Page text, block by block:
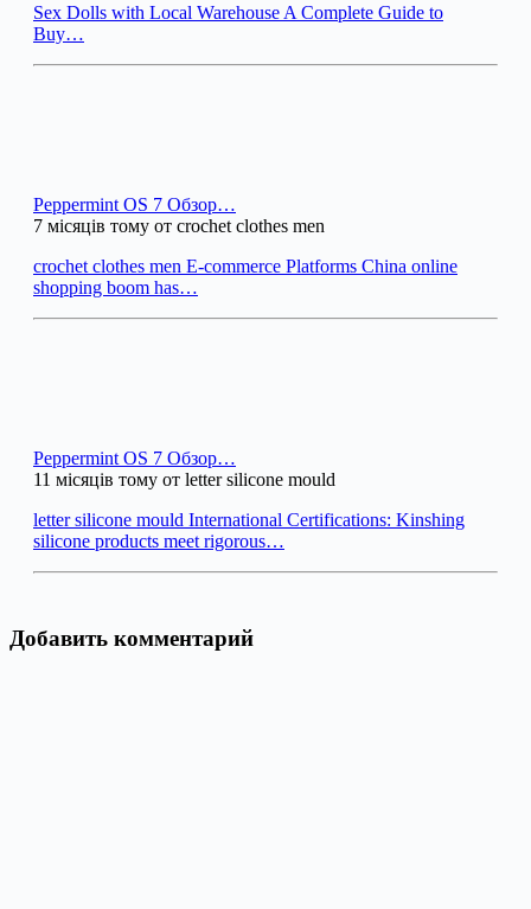
Sex Dolls with Local Warehouse A Complete Guide to
Buy…
Peppermint OS 7 Обзор…
7 місяців тому от crochet clothes men
crochet clothes men E-commerce Platforms China online
shopping boom has…
Peppermint OS 7 Обзор…
11 місяців тому от letter silicone mould
letter silicone mould International Certifications: Kinshing
silicone products meet rigorous…
Добавить комментарий